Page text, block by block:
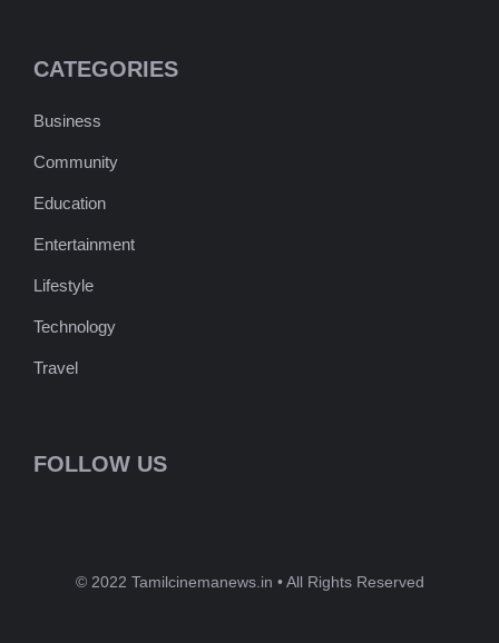
CATEGORIES
Business
Community
Education
Entertainment
Lifestyle
Technology
Travel
FOLLOW US
© 2022 Tamilcinemanews.in • All Rights Reserved